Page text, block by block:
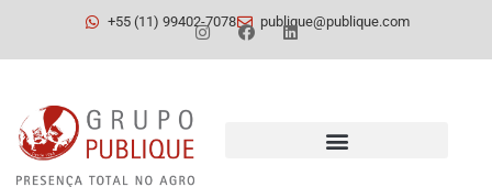
+55 (11) 99402-7078 publique@publique.com